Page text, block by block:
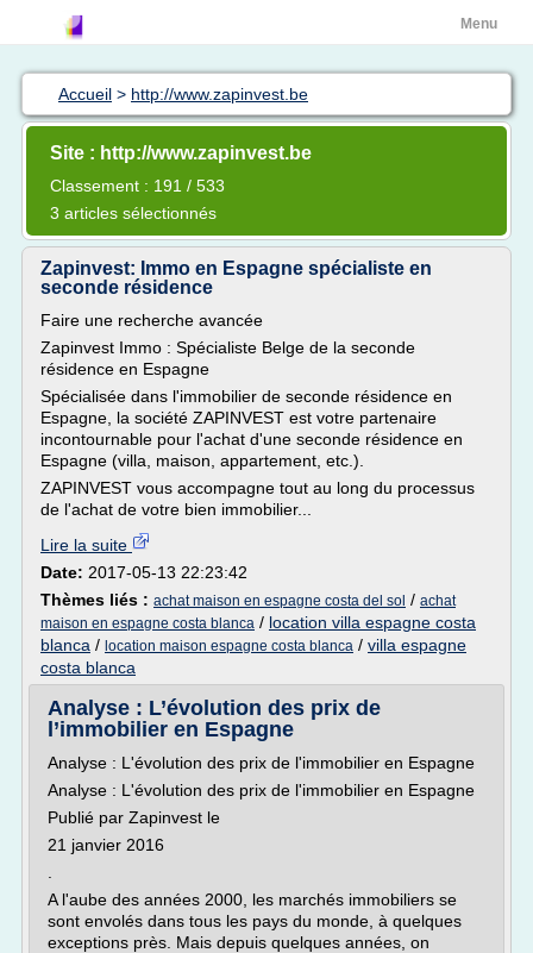
Menu
Accueil > http://www.zapinvest.be
Site : http://www.zapinvest.be
Classement : 191 / 533
3 articles sélectionnés
Zapinvest: Immo en Espagne spécialiste en
seconde résidence
Faire une recherche avancée
Zapinvest Immo : Spécialiste Belge de la seconde
résidence en Espagne
Spécialisée dans l'immobilier de seconde résidence en
Espagne, la société ZAPINVEST est votre partenaire
incontournable pour l'achat d'une seconde résidence en
Espagne (villa, maison, appartement, etc.).
ZAPINVEST vous accompagne tout au long du processus
de l'achat de votre bien immobilier...
Lire la suite
Date: 2017-05-13 22:23:42
Thèmes liés : achat maison en espagne costa del sol / achat
maison en espagne costa blanca / location villa espagne costa
blanca / location maison espagne costa blanca / villa espagne
costa blanca
Analyse : L’évolution des prix de
l’immobilier en Espagne
Analyse : L'évolution des prix de l'immobilier en Espagne
Analyse : L'évolution des prix de l'immobilier en Espagne
Publié par Zapinvest le
21 janvier 2016
A l'aube des années 2000, les marchés immobiliers se
sont envolés dans tous les pays du monde, à quelques
exceptions près. Mais depuis quelques années, on